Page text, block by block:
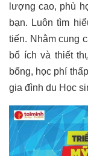
lượng cao, phù
bạn. Luôn tìm
tiến. Nhằm cung
bổ ích và thiết
bổng, học phí
gia đình du Học